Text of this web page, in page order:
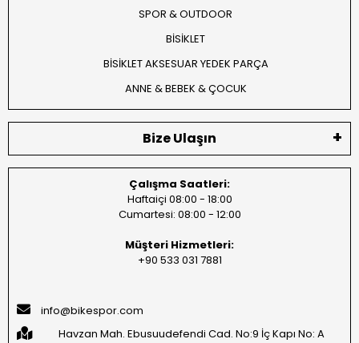
SPOR & OUTDOOR
BİSİKLET
BİSİKLET AKSESUAR YEDEK PARÇA
ANNE & BEBEK & ÇOCUK
Bize Ulaşın
Çalışma Saatleri:
Haftaiçi 08:00 - 18:00
Cumartesi: 08:00 - 12:00
Müşteri Hizmetleri:
+90 533 031 7881
info@bikespor.com
Havzan Mah. Ebusuudefendi Cad. No:9 İç Kapı No: A